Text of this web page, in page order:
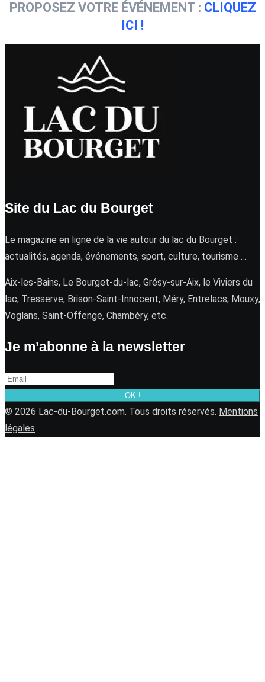
PROPOSEZ VOTRE ÉVÉNEMENT : CLIQUEZ
ICI !
Site du Lac du Bourget
Le magazine en ligne de la vie autour du lac du Bourget :
actualités, agenda, événements, sport, culture, tourisme …
Aix-les-Bains, Le Bourget-du-lac, Grésy-sur-Aix, le Viviers du
lac, Tresserve, Brison-Saint-Innocent, Méry, Entrelacs, Mouxy,
Voglans, Saint-Offenge, Chambéry, etc.
Je m’abonne à la newsletter
OK !
© 2026 Lac-du-Bourget.com. Tous droits réservés. Mentions
légales